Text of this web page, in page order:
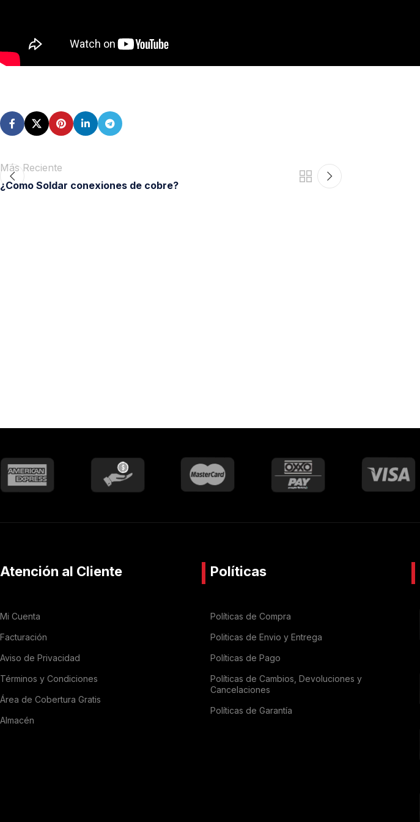
Más Reciente
¿Como Soldar conexiones de cobre?
Atención al Cliente
Mi Cuenta
Facturación
Aviso de Privacidad
Términos y Condiciones
Área de Cobertura Gratis
Almacén
Políticas
Políticas de Compra
Politicas de Envio y Entrega
Políticas de Pago
Políticas de Cambios, Devoluciones y
Cancelaciones
Políticas de Garantía